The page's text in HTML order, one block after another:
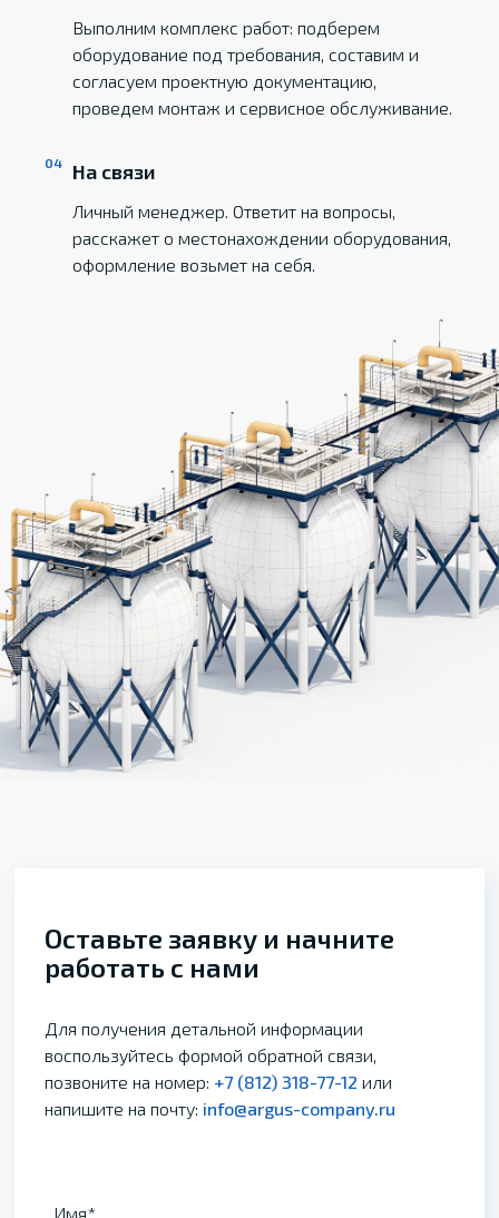
Выполним комплекс работ: подберем
оборудование под требования, составим и
согласуем проектную документацию,
проведем монтаж и сервисное обслуживание.
На связи
Личный менеджер. Ответит на вопросы,
расскажет о местонахождении оборудования,
оформление возьмет на себя.
Оставьте заявку и начните
работать с нами
Для получения детальной информации
воспользуйтесь формой обратной связи,
позвоните на номер: +7 (812) 318-77-12 или
напишите на почту: info@argus-company.ru
Имя